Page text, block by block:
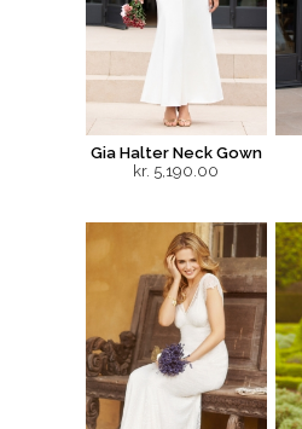
Gia Halter Neck Gown
kr. 5,190.00